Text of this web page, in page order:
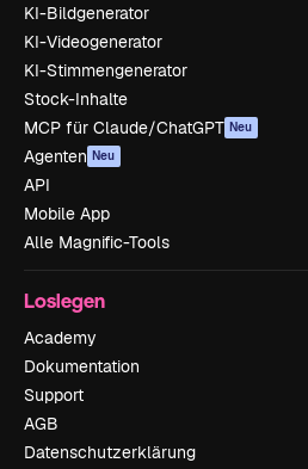
KI-Bildgenerator
KI-Videogenerator
KI-Stimmengenerator
Stock-Inhalte
MCP für Claude/ChatGPT Neu
Agenten Neu
API
Mobile App
Alle Magnific-Tools
Loslegen
Academy
Dokumentation
Support
AGB
Datenschutzerklärung